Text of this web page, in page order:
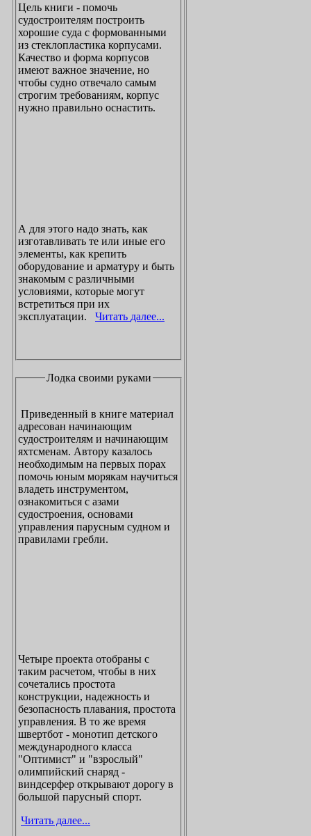
Цель книги - помочь
судостроителям построить
хорошие суда с формованными
из стеклопластика корпусами.
Качество и форма корпусов
имеют важное значение, но
чтобы судно отвечало самым
строгим требованиям, корпус
нужно правильно оснастить.
А для этого надо знать, как
изготавливать те или иные его
элементы, как крепить
оборудование и арматуру и быть
знакомым с различными
условиями, которые могут
встретиться при их
эксплуатации.
Читать далее...
Лодка своими руками
Приведенный в книге материал
адресован начинающим
судостроителям и начинающим
яхтсменам. Автору казалось
необходимым на первых порах
помочь юным морякам научиться
владеть инструментом,
ознакомиться с азами
судостроения, основами
управления парусным судном и
правилами гребли.
Четыре проекта отобраны с
таким расчетом, чтобы в них
сочетались простота
конструкции, надежность и
безопасность плавания, простота
управления. В то же время
швертбот - монотип детского
международного класса
"Оптимист" и "взрослый"
олимпийский снаряд -
виндсерфер открывают дорогу в
большой парусный спорт.
Читать далее...